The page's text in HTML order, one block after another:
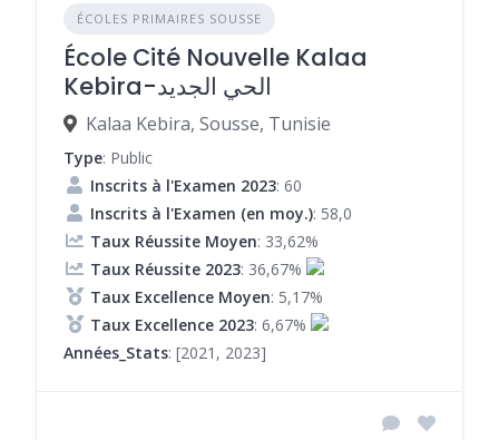
ÉCOLES PRIMAIRES SOUSSE
École Cité Nouvelle Kalaa
Kebira-الحي الجديد
Kalaa Kebira, Sousse, Tunisie
Type: Public
Inscrits à l'Examen 2023: 60
Inscrits à l'Examen (en moy.): 58,0
Taux Réussite Moyen: 33,62%
Taux Réussite 2023: 36,67%
Taux Excellence Moyen: 5,17%
Taux Excellence 2023: 6,67%
Années_Stats: [2021, 2023]